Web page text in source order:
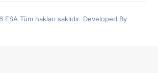
Tüm hakları saklıdır. Developed By